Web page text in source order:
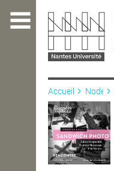
contenu
L'ÉCOLE
ENSEIGNEMENT
Accueil Node